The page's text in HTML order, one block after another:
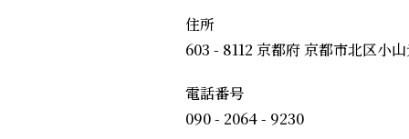
住所
603 - 8112 京都府 京都市北区小
電話番号
090 - 2064 - 9230